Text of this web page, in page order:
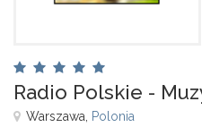
Radio Polskie -
Warszawa, Polonia